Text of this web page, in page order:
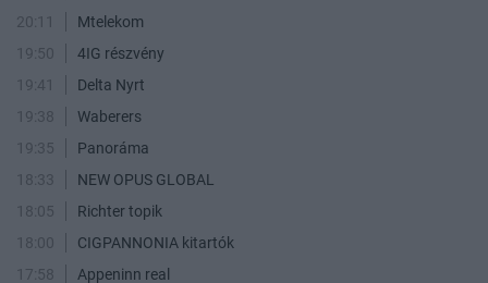
20:11
Mtelekom
19:50
4IG részvény
19:41
Delta Nyrt
19:38
Waberers
19:35
Panoráma
18:33
NEW OPUS GLOBAL
18:05
Richter topik
18:00
CIGPANNONIA kitartók
17:58
Appeninn real